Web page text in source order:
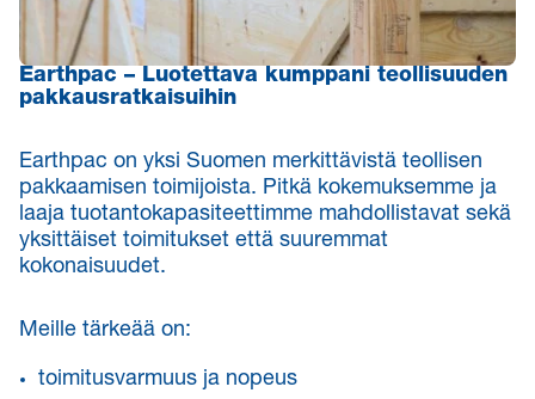
Earthpac – Luotettava kumppani teollisuuden
pakkausratkaisuihin
Earthpac on yksi Suomen merkittävistä teollisen
pakkaamisen toimijoista. Pitkä kokemuksemme ja
laaja tuotantokapasiteettimme mahdollistavat sekä
yksittäiset toimitukset että suuremmat
kokonaisuudet.
Meille tärkeää on:
toimitusvarmuus ja nopeus